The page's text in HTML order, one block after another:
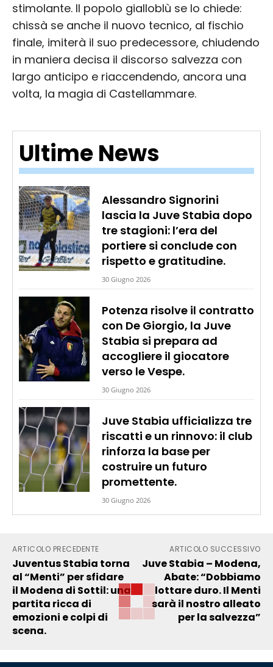
Ultime News
Alessandro Signorini
lascia la Juve Stabia dopo
tre stagioni: l’era del
portiere si conclude con
rispetto e gratitudine.
30 Giugno 2026
Potenza risolve il contratto
con De Giorgio, la Juve
Stabia si prepara ad
accogliere il giocatore
verso le Vespe.
30 Giugno 2026
Juve Stabia ufficializza tre
riscatti e un rinnovo: il club
rinforza la base per
costruire un futuro
promettente.
30 Giugno 2026
stimolante. Il popolo gialloblù se lo chiede:
chissà se anche il nuovo tecnico, al fischio
finale, imiterà il suo predecessore, chiudendo
in maniera decisa il discorso salvezza con
largo anticipo e riaccendendo, ancora una
volta, la magia di Castellammare.
ARTICOLO PRECEDENTE
Juventus Stabia torna
al “Menti” per sfidare
il Modena di Sottil: una
partita ricca di
emozioni e colpi di
scena.
ARTICOLO SUCCESSIVO
Juve Stabia – Modena,
Abate: “Dobbiamo
lottare duro. Il Menti
sarà il nostro alleato
per la salvezza”